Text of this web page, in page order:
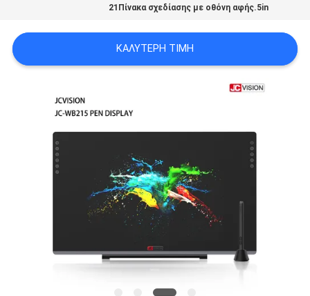
ΠΡΟΣΦΟΡΆ
ΠΟΛΙΤΙΚΉ
ΑΠΟΡΡΉΤΟΥ
21Πίνακα σχεδίασης με οθόνη αφής.5in
ΚΑΛΎΤΕΡΗ ΤΙΜΉ